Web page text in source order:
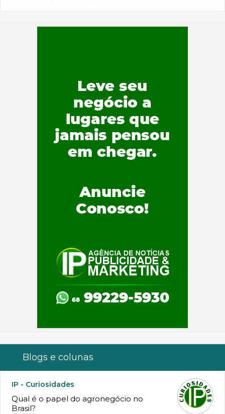
Blogs e colunas
IP - Curiosidades
Qual é o papel do agronegócio no
Brasil?